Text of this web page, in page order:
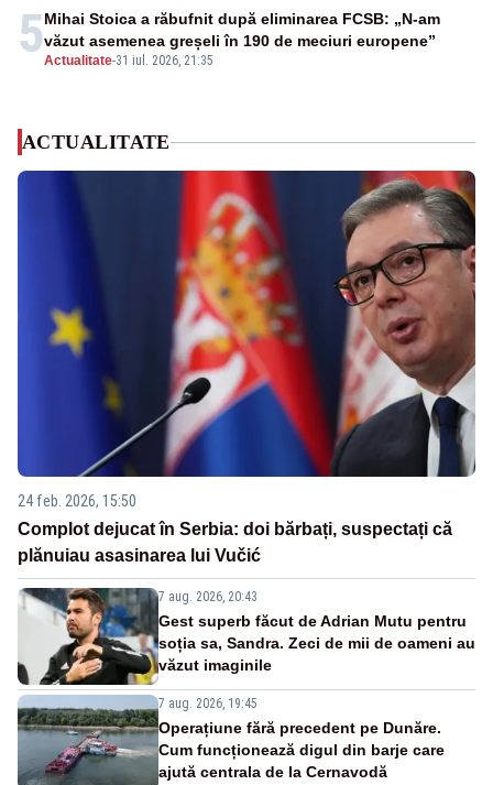
5Actualitate-31 iul. 2026, 21:35
Mihai Stoica a răbufnit după eliminarea FCSB: „N-am
văzut asemenea greșeli în 190 de meciuri europene”
ACTUALITATE
24 feb. 2026, 15:50
Complot dejucat în Serbia: doi bărbați, suspectați că
plănuiau asasinarea lui Vučić
7 aug. 2026, 20:43
Gest superb făcut de Adrian Mutu pentru
soția sa, Sandra. Zeci de mii de oameni au
văzut imaginile
7 aug. 2026, 19:45
Operațiune fără precedent pe Dunăre.
Cum funcționează digul din barje care
ajută centrala de la Cernavodă